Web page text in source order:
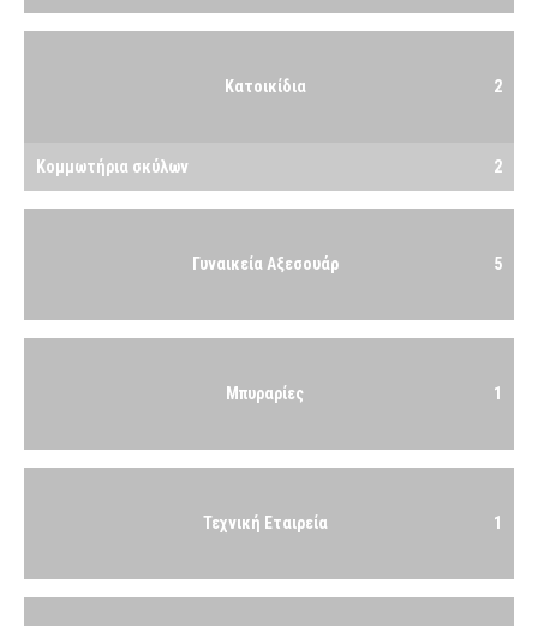
Κατοικίδια 2
Κομμωτήρια σκύλων 2
Γυναικεία Αξεσουάρ 5
Μπυραρίες 1
Τεχνική Εταιρεία 1